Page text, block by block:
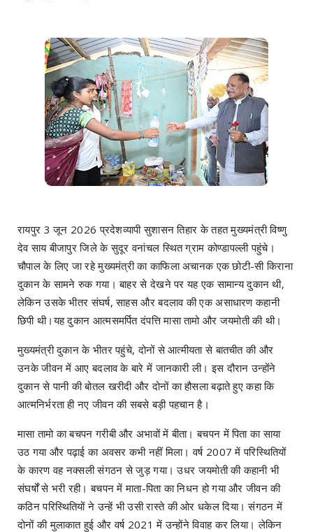
रायपुर 3 जून 2026 प्रदेशव्यापी सुशासन तिहार के तहत मुख्यमंत्री विष्णु
देव साय बीजापुर जिले के सुदूर वनांचल स्थित ग्राम कोण्डापल्ली पहुंचे।
चौपाल के लिए जा रहे मुख्यमंत्री का काफिला अचानक एक छोटी-सी किराना
दुकान के सामने रुक गया। बाहर से देखने पर यह एक सामान्य दुकान थी,
लेकिन उसके भीतर संघर्ष, साहस और बदलाव की एक असाधारण कहानी
छिपी थी।यह दुकान आत्मसमर्पित दंपत्ति मासा तामो और जयमोती की थी।
मुख्यमंत्री दुकान के भीतर पहुंचे, दोनों से आत्मीयता से बातचीत की और
उनके जीवन में आए बदलाव के बारे में जानकारी ली। इस दौरान उन्होंने
दुकान से पानी की बोतल खरीदी और दोनों का हौसला बढ़ाते हुए कहा कि
आत्मनिर्भरता ही नए जीवन की सबसे बड़ी पहचान है।
मासा तामो का बचपन गरीबी और अभावों में बीता। बचपन में पिता का साया
उठ गया और पढ़ाई का अवसर कभी नहीं मिला। वर्ष 2007 में परिस्थितियों
के कारण वह नक्सली संगठन से जुड़ गया। उधर जयमोती की कहानी भी
संघर्षों से भरी रही। बचपन में माता-पिता का निधन हो गया और जीवन की
कठिन परिस्थितियों ने उन्हें भी उसी रास्ते की ओर धकेल दिया। संगठन में
दोनों की मुलाकात हुई और वर्ष 2021 में उन्होंने विवाह कर लिया। लेकिन